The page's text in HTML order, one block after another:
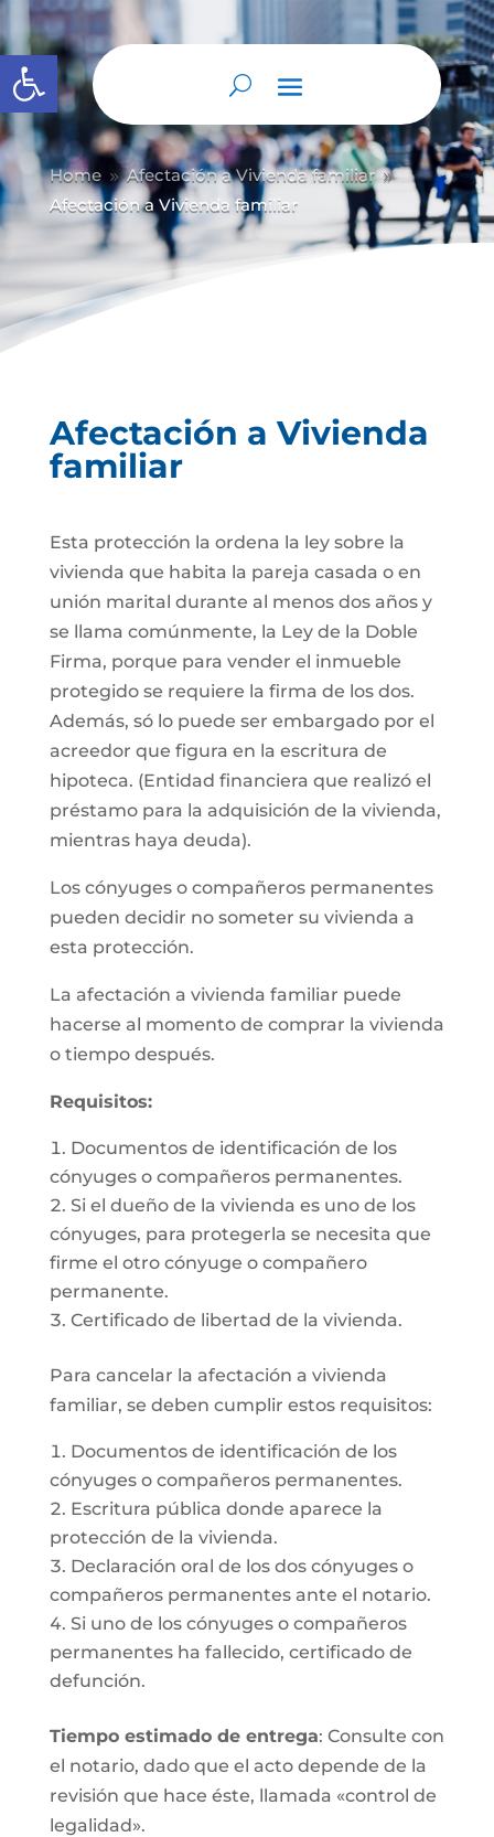
Abrir barra de herramientas
Home 9 Afectación a Vivienda familiar 9
Afectación a Vivienda familiar
Afectación a Vivienda
familiar
Esta protección la ordena la ley sobre la
vivienda que habita la pareja casada o en
unión marital durante al menos dos años y
se llama comúnmente, la Ley de la Doble
Firma, porque para vender el inmueble
protegido se requiere la firma de los dos.
Además, só lo puede ser embargado por el
acreedor que figura en la escritura de
hipoteca. (Entidad financiera que realizó el
préstamo para la adquisición de la vivienda,
mientras haya deuda).
Los cónyuges o compañeros permanentes
pueden decidir no someter su vivienda a
esta protección.
La afectación a vivienda familiar puede
hacerse al momento de comprar la vivienda
o tiempo después.
Requisitos:
Documentos de identificación de los
cónyuges o compañeros permanentes.
Si el dueño de la vivienda es uno de los
cónyuges, para protegerla se necesita que
firme el otro cónyuge o compañero
permanente.
Certificado de libertad de la vivienda.
Para cancelar la afectación a vivienda
familiar, se deben cumplir estos requisitos:
Documentos de identificación de los
cónyuges o compañeros permanentes.
Escritura pública donde aparece la
protección de la vivienda.
Declaración oral de los dos cónyuges o
compañeros permanentes ante el notario.
Si uno de los cónyuges o compañeros
permanentes ha fallecido, certificado de
defunción.
Tiempo estimado de entrega: Consulte con
el notario, dado que el acto depende de la
revisión que hace éste, llamada «control de
legalidad».